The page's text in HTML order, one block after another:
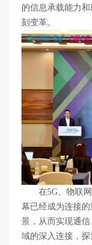
的信息承载能力
刻变革。
在5G、物联
幕已经成为连接
景，从而实现通
域的深入连接，